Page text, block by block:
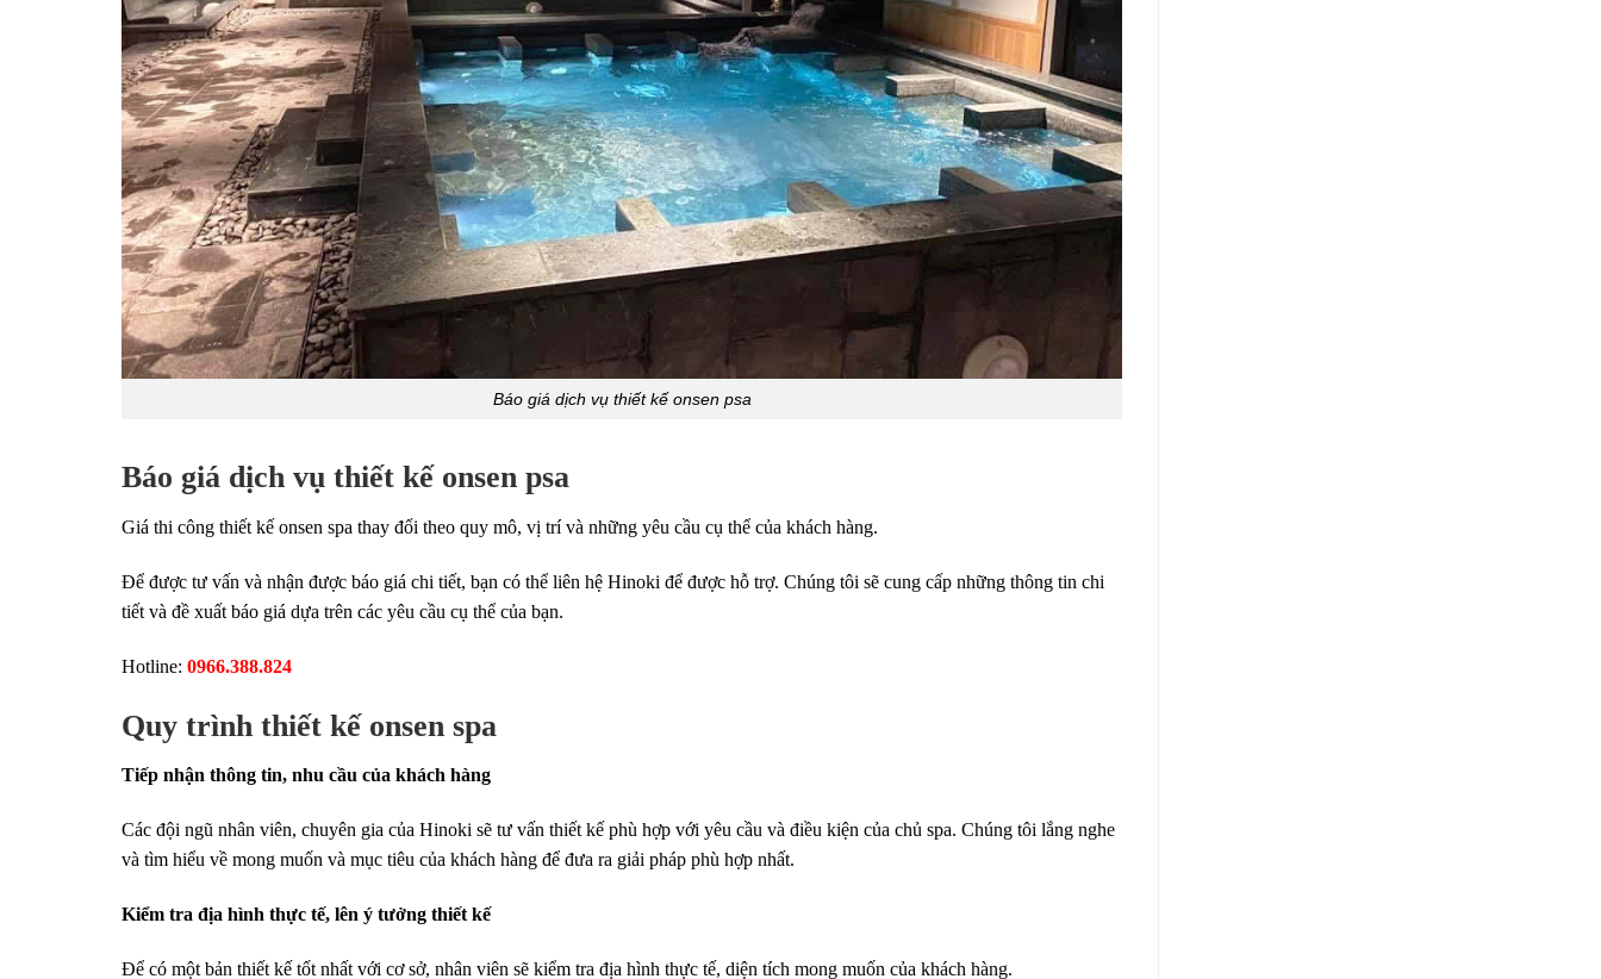
Báo giá dịch vụ thiết kế onsen psa
Báo giá dịch vụ thiết kế onsen psa
Giá thi công thiết kế onsen spa thay đổi theo quy mô, vị trí và những yêu cầu cụ thể của khách hàng.
Để được tư vấn và nhận được báo giá chi tiết, bạn có thể liên hệ Hinoki để được hỗ trợ. Chúng tôi sẽ cung cấp những thông tin chi
tiết và đề xuất báo giá dựa trên các yêu cầu cụ thể của bạn.
Hotline: 0966.388.824
Quy trình thiết kế onsen spa
Tiếp nhận thông tin, nhu cầu của khách hàng
Các đội ngũ nhân viên, chuyên gia của Hinoki sẽ tư vấn thiết kế phù hợp với yêu cầu và điều kiện của chủ spa. Chúng tôi lắng nghe
và tìm hiểu về mong muốn và mục tiêu của khách hàng để đưa ra giải pháp phù hợp nhất.
Kiểm tra địa hình thực tế, lên ý tưởng thiết kế
Để có một bản thiết kế tốt nhất với cơ sở, nhân viên sẽ kiểm tra địa hình thực tế, diện tích mong muốn của khách hàng.